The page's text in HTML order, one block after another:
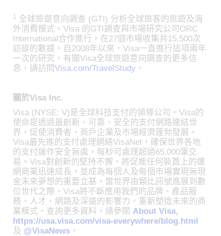
1 全球旅遊意向調查 (GTI) 分析全球旅客的旅遊及海
外消費模式。Visa 的GTI調查與市場研究公司ORC
International合作進行，在27個市場收集共15,500次
訪談的數據。自2008年以來，Visa一直進行這項兩年
一次的研究。有關Visa全球旅遊意向調查的更多信
息，請訪問Visa.com/TravelStudy 。
關於Visa Inc.
Visa (NYSE: V)是全球科技支付的領導公司。Visa的
使命是透過最創新、可靠、安全的支付網路連結世
界，促使消費者、商戶企業及市場經濟蓬勃發展。
Visa最先進的支付處理網絡VisaNet，確保世界各地
的支付運作安全無虞，每秒可處理超過65,000筆交
易。Visa對創新的堅持不懈，將促進任何裝置上的連
網商業迅速成長，並成為每個人及每個市場實現無現
金未來夢想的重要立基。當世界由類比訊號進展到數
位世代之際，Visa將不斷應用我們的品牌、產品服
務、人才、網路及深遠的影響力，重新塑造未來的商
業模式。查詢更多資料，請參閱About Visa,
https://usa.visa.com/visa-everywhere/blog.html
及 @VisaNews 。